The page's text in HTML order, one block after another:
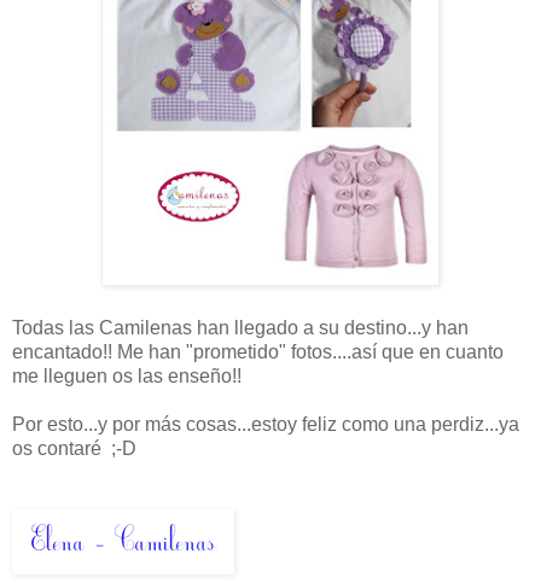
Todas las Camilenas han llegado a su destino...y han
encantado!! Me han "prometido" fotos....así que en cuanto
me lleguen os las enseño!!
Por esto...y por más cosas...estoy feliz como una perdiz...ya
os contaré ;-D